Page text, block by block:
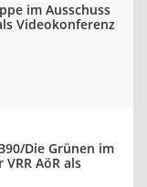
im Ausschuss
Videokonferenz
Die Grünen im
AöR als